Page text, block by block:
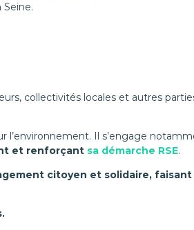
Seine.
collectivités locales et autres
l’environnement. Il s’engage
et renforçant sa démarche RSE.
citoyen et solidaire, faisant